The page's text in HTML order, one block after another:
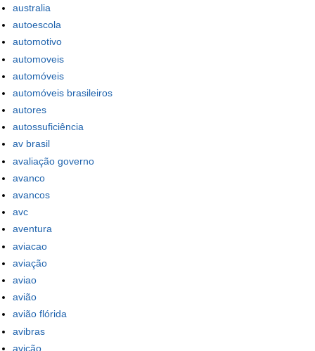
australia
autoescola
automotivo
automoveis
automóveis
automóveis brasileiros
autores
autossuficiência
av brasil
avaliação governo
avanco
avancos
avc
aventura
aviacao
aviação
aviao
avião
avião flórida
avibras
avição